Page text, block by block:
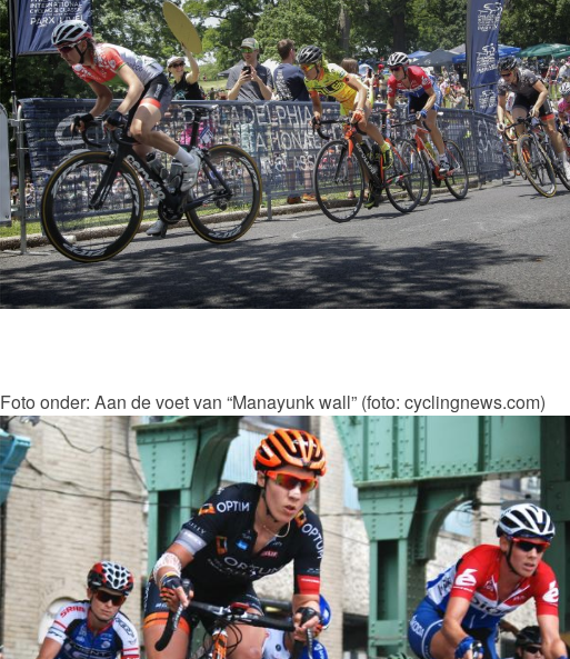
Foto onder: Aan de voet van “Manayunk wall” (foto: cyclingnews.com)